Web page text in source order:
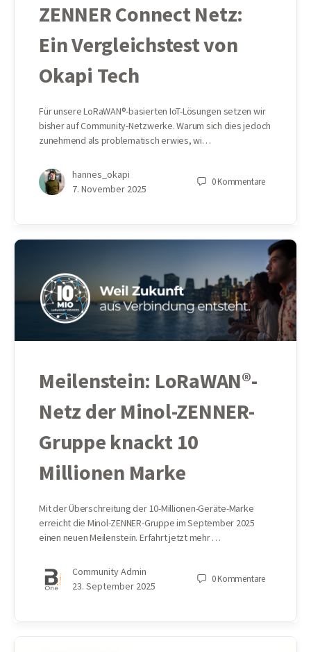
ZENNER Connect Netz:
Ein Vergleichstest von
Okapi Tech
Für unsere LoRaWAN®-basierten IoT-Lösungen setzen wir
bisher auf Community-Netzwerke. Warum sich dies jedoch
zunehmend als problematisch erwies, wi…
hannes_okapi
7. November 2025
0Kommentare
Meilenstein: LoRaWAN®-
Netz der Minol-ZENNER-
Gruppe knackt 10
Millionen Marke
Mit der Überschreitung der 10-Millionen-Geräte-Marke
erreicht die Minol-ZENNER-Gruppe im September 2025
einen neuen Meilenstein. Erfahrt jetzt mehr …
Community Admin
23. September 2025
0Kommentare